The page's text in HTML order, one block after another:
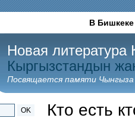
В Бишкеке
Новая литература
Кыргызстандын
Посвящается памяти
OK Кто есть